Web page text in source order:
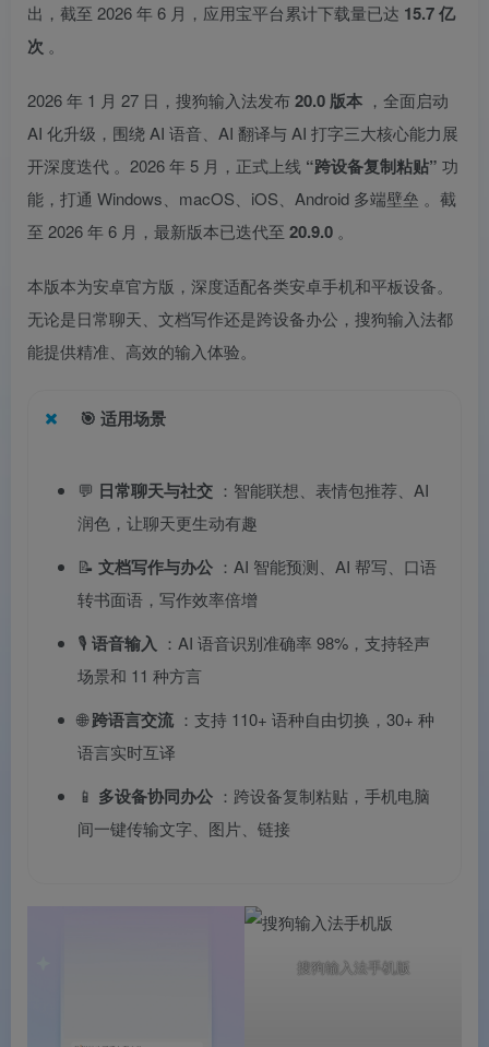
出，截至 2026 年 6 月，应用宝平台累计下载量已达 15.7 亿
次 。
2026 年 1 月 27 日，搜狗输入法发布20.0 版本 ，全面启动
AI 化升级，围绕 AI 语音、AI 翻译与 AI 打字三大核心能力展
开深度迭代 。2026 年 5 月，正式上线 “跨设备复制粘贴” 功
能，打通 Windows、macOS、iOS、Android 多端壁垒 。截
至 2026 年 6 月，最新版本已迭代至 20.9.0 。
本版本为安卓官方版，深度适配各类安卓手机和平板设备。
无论是日常聊天、文档写作还是跨设备办公，搜狗输入法都
能提供精准、高效的输入体验。
🎯 适用场景
💬 日常聊天与社交 ：智能联想、表情包推荐、AI
润色，让聊天更生动有趣
📝 文档写作与办公 ：AI 智能预测、AI 帮写、口语
转书面语，写作效率倍增
🎙️ 语音输入 ：AI 语音识别准确率 98%，支持轻声
场景和 11 种方言
🌐跨语言交流 ：支持 110+ 语种自由切换，30+ 种
语言实时互译
📱 多设备协同办公 ：跨设备复制粘贴，手机电脑
间一键传输文字、图片、链接
搜狗输入法手机版